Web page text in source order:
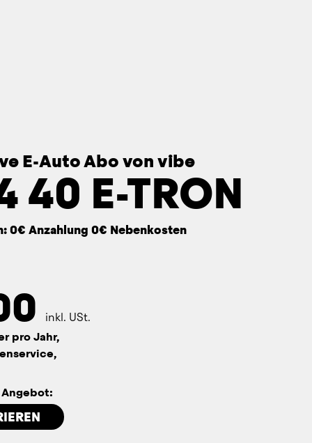
E-Auto Abo von vibe
40 E-TRON
0€ Anzahlung 0€ Nebenkosten
inkl. USt.
pro Jahr,